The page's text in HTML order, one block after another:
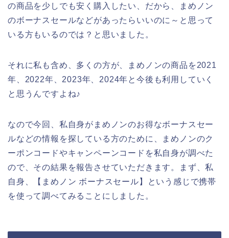
の商品を少しでも安く購入したい、だから、まめノン
のボーナスセールなどがあったらいいのに～と思って
いる方もいるのでは？と思いました。
それに私も含め、多くの方が、まめノンの商品を2021
年、2022年、2023年、2024年と今後も利用していく
と思うんですよね♪
なので今回、私自身がまめノンのお得なボーナスセー
ルなどの情報を探している方のために、まめノンのク
ーポンコードやキャンペーンコードを私自身が調べた
ので、その結果を報告させていただきます。まず、私
自身、【まめノン ボーナスセール】という感じで携帯
を使って調べてみることにしました。